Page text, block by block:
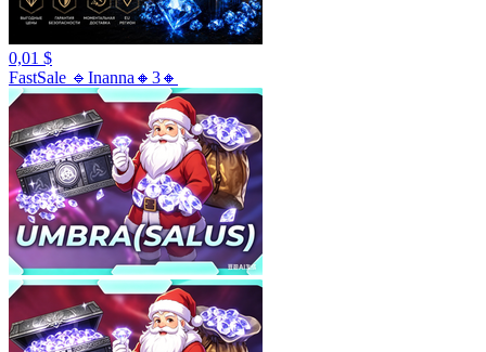
0,01 $
FastSale 🔹Inanna🔸3🔸